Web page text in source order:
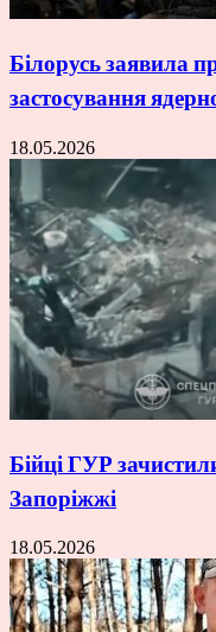
Білорусь заявила
застосування
18.05.2026
Бійці ГУР
Запоріжжі
18.05.2026